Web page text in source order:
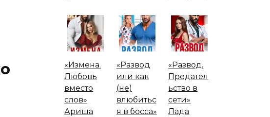
«Измена.
Любовь
вместо
слов»
Ариша
«Развод
или как
(не)
влюбитьс
я в босса»
«Развод.
Предател
ьство в
сети»
Лада